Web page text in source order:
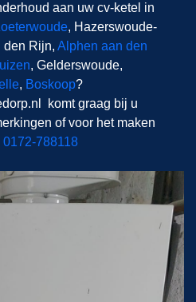
aan uw cv-ketel in
, Hazerswoude-
den Rijn, Alphen aan den
, Gelderswoude,
, Boskoop?
komt graag bij u
of voor het maken
0172-788118